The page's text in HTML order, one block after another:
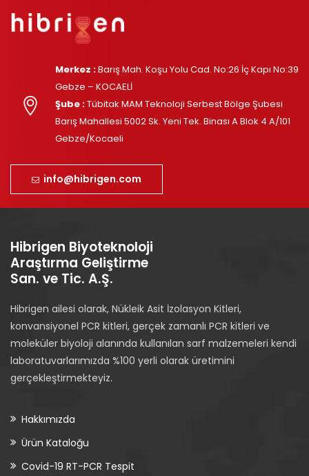
Merkez :Barış Mah. Koşu Yolu Cad. No:26 İç Kapı No:39
Gebze – KOCAELİ
Şube :Tübitak MAM Teknoloji Serbest Bölge Şubesi
Barış Mahallesi 5002 Sk. Yeni Tek. Binası A Blok 4 A/101
Gebze/Kocaeli
info@hibrigen.com
Hibrigen Biyoteknoloji
Araştırma Geliştirme
San. ve Tic. A.Ş.
Hibrigen ailesi olarak, Nükleik Asit İzolasyon Kitleri,
konvansiyonel PCR kitleri, gerçek zamanlı PCR kitleri ve
moleküler biyoloji alanında kullanılan sarf malzemeleri kendi
laboratuvarlarımızda %100 yerli olarak üretimini
gerçekleştirmekteyiz.
Hakkımızda
Ürün Kataloğu
Covid-19 RT-PCR Tespit